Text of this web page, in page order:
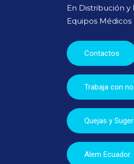
En Distribución
Equipos Médicos
Contactos
Trabaja con
Quejas y
Alem Ecuador